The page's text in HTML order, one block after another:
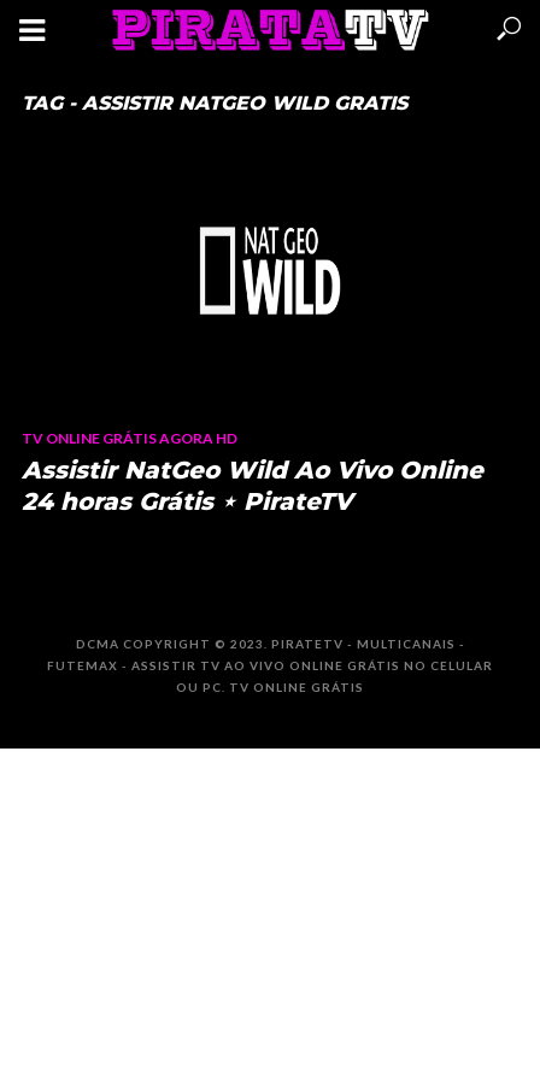
TAG - ASSISTIR NATGEO WILD GRATIS
TV ONLINE GRÁTIS AGORA HD
Assistir NatGeo Wild Ao Vivo Online
24 horas Grátis ⋆ PirateTV
DCMA COPYRIGHT © 2023. PIRATETV - MULTICANAIS -
FUTEMAX - ASSISTIR TV AO VIVO ONLINE GRÁTIS NO CELULAR
OU PC. TV ONLINE GRÁTIS